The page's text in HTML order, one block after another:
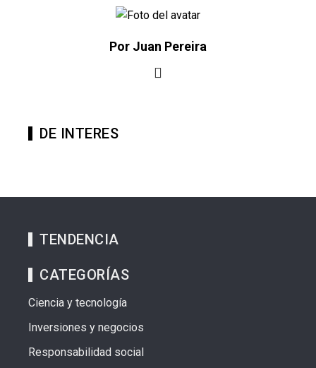
Por Juan Pereira
DE INTERES
TENDENCIA
CATEGORÍAS
Ciencia y tecnología
Inversiones y negocios
Responsabilidad social